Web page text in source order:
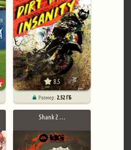
8.5
Размер:2.52 ГБ
Shank 2 …